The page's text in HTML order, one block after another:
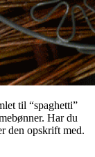
til “spaghetti”
Har du
den opskrift med.